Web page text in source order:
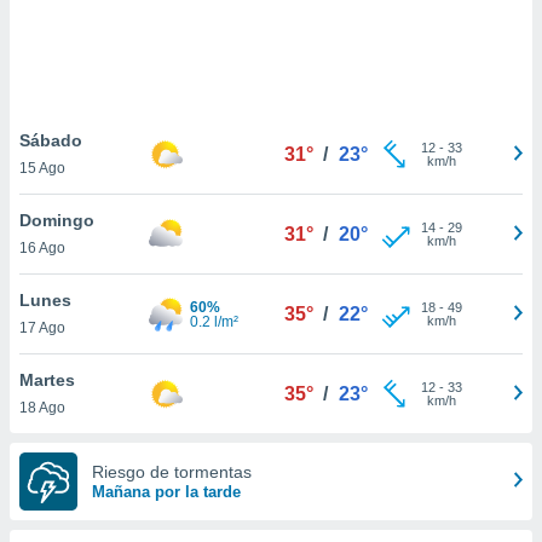
únicos
similares
sitio
IP
de
posible
interés
a lo que
Para
Sábado
15 Ago
31° / 23° 12- 33
km/h
Domingo
16 Ago
31° / 20° 14- 29
km/h
Lunes
17 Ago
60%
0.2 l/m²
35° / 22° 18- 49
km/h
Martes
18 Ago
35° / 23° 12- 33
km/h
Riesgo de tormentas
Mañana por la tarde